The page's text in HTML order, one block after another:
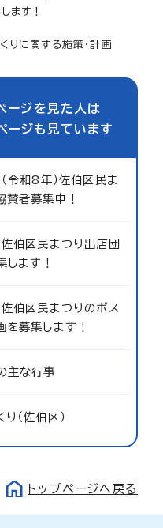
ます！
りに関する施策・計画
ージを見た人は
ージも見ています
令和8年）佐伯区民ま
者募集中！
伯区民まつり出店団
します！
伯区民まつりのポス
を募集します！
主な行事
（佐伯区）
トップページへ戻る